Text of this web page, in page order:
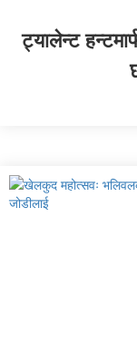
ट्यालेन्ट